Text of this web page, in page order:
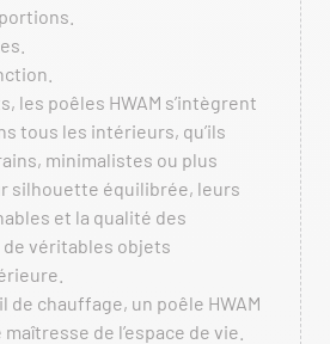
les poêles HWAM s’intègrent
tous les intérieurs, qu’ils
minimalistes ou plus
silhouette équilibrée, leurs
et la qualité des
véritables objets
de chauffage, un poêle HWAM
de l’espace de vie.